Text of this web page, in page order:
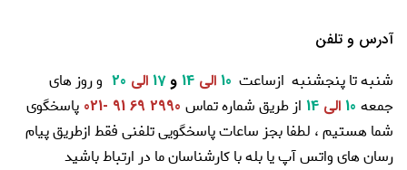
آدرس و تلفن
شنبه تا پنجشنبه ازساعت 10 الی و17 الی
و روز های
جمعه
الی از طریق شماره تماس 2990 69 91 -021
پاسخگوی
شما هستیم ، لطفا بجز ساعات پاسخگویی تلفنی فقط ازطریق پیام
رسان های واتس آپ یا بله با کارشناسان ما در ارتباط باشید